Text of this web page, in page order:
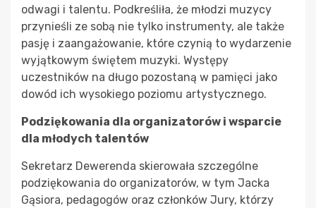
odwagi i talentu. Podkreśliła, że młodzi muzycy
przynieśli ze sobą nie tylko instrumenty, ale także
pasję i zaangażowanie, które czynią to wydarzenie
wyjątkowym świętem muzyki. Występy
uczestników na długo pozostaną w pamięci jako
dowód ich wysokiego poziomu artystycznego.
Podziękowania dla organizatorów i wsparcie
dla młodych talentów
Sekretarz Dewerenda skierowała szczególne
podziękowania do organizatorów, w tym Jacka
Gąsiora, pedagogów oraz członków Jury, którzy